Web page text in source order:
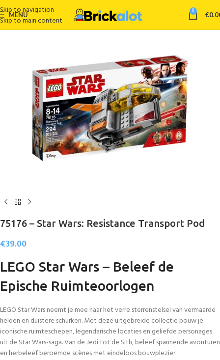
Skip to navigation
Skip to main content
MENU 0 €
75176 – Star Wars: Resistance Transport Pod
€39.00
LEGO Star Wars – Beleef de
Epische Ruimteoorlogen
LEGO Star Wars neemt je mee naar het verre sterrenstelsel van vermaarde
helden en duistere schurken. Met deze uitgebreide collectie bouw je
iconische ruimteschepen, legendarische locaties en geliefde personages
uit de Star Wars-saga. Van de Jedi tot de Sith, beleef spannende avonturen
en herbeleef beroemde scènes met eindeloos bouwplezier.